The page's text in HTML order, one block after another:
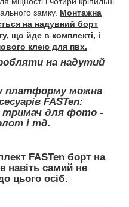
замку. Монтажна
на надувний борт
що йде в комплекті, і
клею для пвх.
на надутий
платформу можна
FASTen:
тримач для фото -
і тд.
FASTen борт на
навіть самий не
цього осіб.